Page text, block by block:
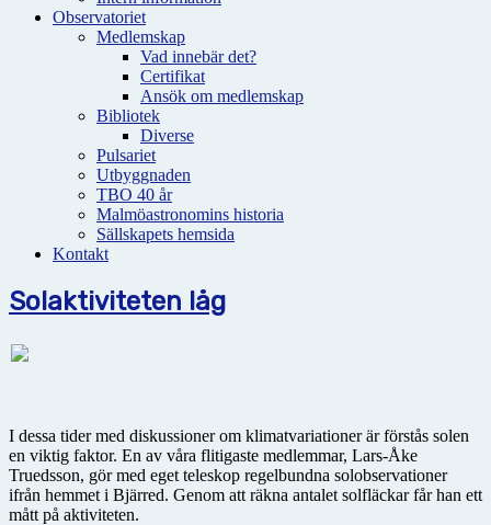
Observatoriet
Medlemskap
Vad innebär det?
Certifikat
Ansök om medlemskap
Bibliotek
Diverse
Pulsariet
Utbyggnaden
TBO 40 år
Malmöastronomins historia
Sällskapets hemsida
Kontakt
Solaktiviteten låg
I dessa tider med diskussioner om klimatvariationer är förstås solen
en viktig faktor. En av våra flitigaste medlemmar, Lars-Åke
Truedsson, gör med eget teleskop regelbundna solobservationer
ifrån hemmet i Bjärred. Genom att räkna antalet solfläckar får han ett
mått på aktiviteten.